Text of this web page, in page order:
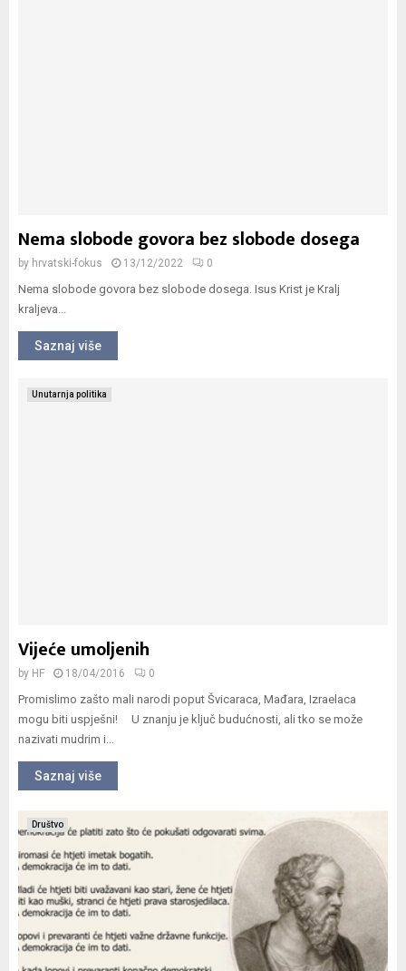
Nema slobode govora bez slobode dosega
by hrvatski-fokus 13/12/2022 0
Nema slobode govora bez slobode dosega. Isus Krist je Kralj
kraljeva...
Saznaj više
Unutarnja politika
Vijeće umoljenih
by HF 18/04/2016 0
Promislimo zašto mali narodi poput Švicaraca, Mađara, Izraelaca
mogu biti uspješni! U znanju je ključ budućnosti, ali tko se može
nazivati mudrim i...
Saznaj više
Društvo